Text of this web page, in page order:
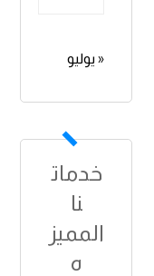
« يوليو
خدمات
نا
المميز
ه